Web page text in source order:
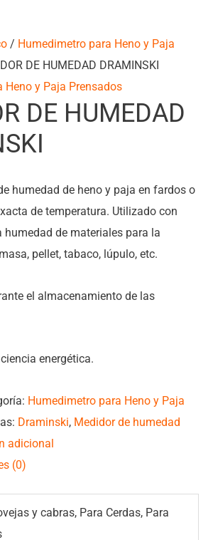
/ Humedimetro para Heno y Paja
DE HUMEDAD DRAMINSKI
Heno y Paja Prensados
DE HUMEDAD
humedad de heno y paja en fardos o
de temperatura. Utilizado con
humedad de materiales para la
pellet, tabaco, lúpulo, etc.
el almacenamiento de las
energética.
Humedimetro para Heno y Paja
Draminski, Medidor de humedad
adicional
(0)
y cabras, Para Cerdas, Para